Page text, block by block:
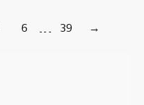
6 … 39 →